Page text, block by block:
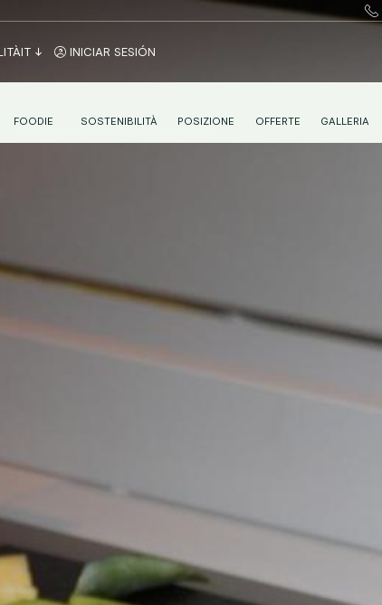
IT INICIAR SESIÓN
FOODIE
COLAZIONE CONTINENTALE A MÁLAGA
SOSTENIBILITÀ POSIZIONE OFFERTE GALLERIA